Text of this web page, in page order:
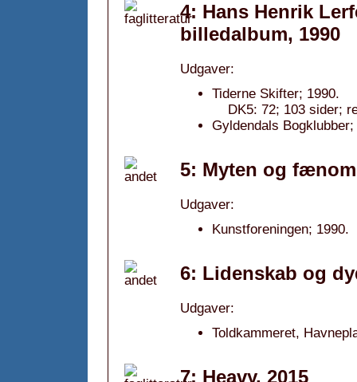
4: Hans Henrik
billedalbum, 1990
Udgaver:
Tiderne Skifter; 1990.
DK5: 72; 103 sider;
Gyldendals
5: Myten og
Udgaver:
Kunstforeningen; 1990.
6: Lidenskab og
Udgaver:
Toldkammeret,
7: Heavy, 2015